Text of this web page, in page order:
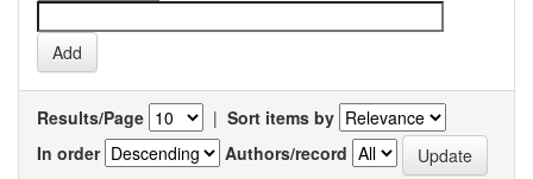
Results/Page | Sort items by
In order
Authors/record